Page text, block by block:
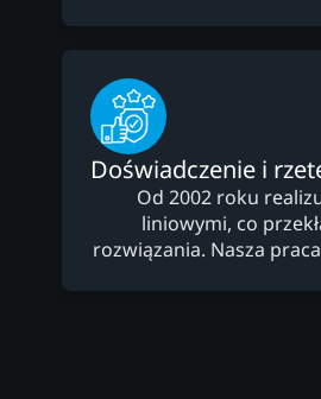
Doświadczenie i
Od 2002 roku
liniowymi, co
rozwiązania. Nasza